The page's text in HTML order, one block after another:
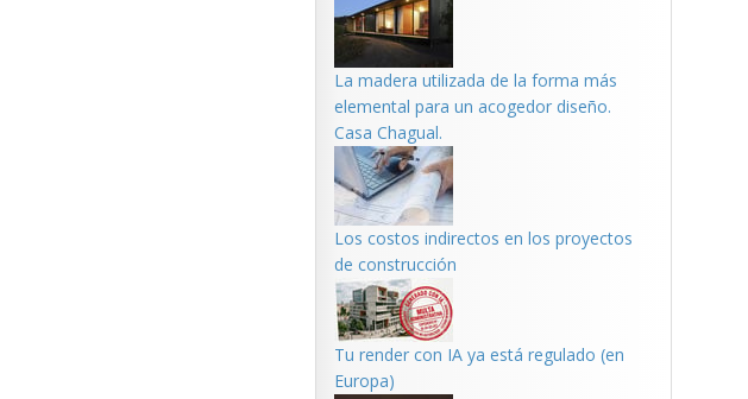
La madera utilizada de la forma más
elemental para un acogedor diseño.
Casa Chagual.
Los costos indirectos en los proyectos
de construcción
Tu render con IA ya está regulado (en
Europa)